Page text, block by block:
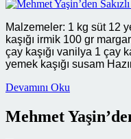
Malzemeler: 1 kg süt 12
kaşığı irmik 100 gr
çay kaşığı vanilya 1 çay
yemek kaşığı susam
Devamını Oku
Mehmet